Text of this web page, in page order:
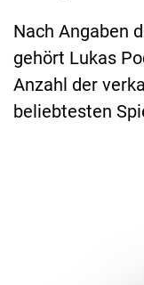
Nach Angaben
gehört Lukas
Anzahl der
beliebtesten